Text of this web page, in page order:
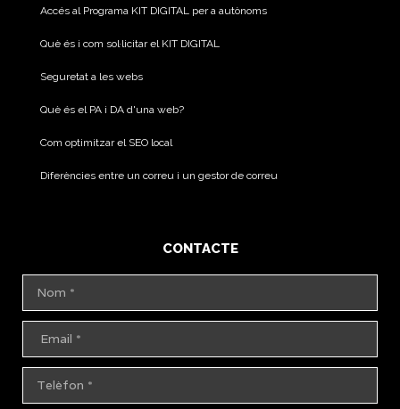
Accés al Programa KIT DIGITAL per a autònoms
Què és i com sol·licitar el KIT DIGITAL
Seguretat a les webs
Què és el PA i DA d'una web?
Com optimitzar el SEO local
Diferències entre un correu i un gestor de correu
CONTACTE